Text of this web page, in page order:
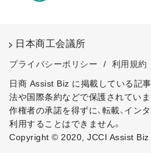
日本商工会議所
プライバシーポリシー / 利用規約
日商 Assist Biz に掲載している記
法や国際条約などで保護されていま
作権者の承諾を得ずに、転載、イン
利用することはできません。
Copyright © 2020, JCCI Assist Biz